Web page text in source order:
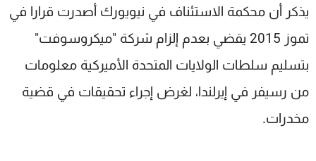
يذكر أن محكمة الاستئناف في نيويورك أصدرت قرارا في
تموز 2015 يقضي بعدم إلزام شركة "ميكروسوفت"
بتسليم سلطات الولايات المتحدة الأميركية معلومات
من رسيفر في إيرلندا، لغرض إجراء تحقيقات في قضية
مخدرات.